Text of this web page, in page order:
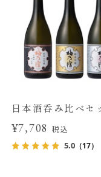
日本酒呑み比べセ
¥7,708税込
5.0（17）